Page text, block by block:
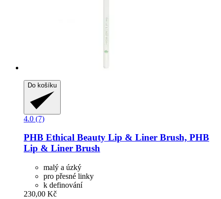
Do košíku
4.0 (7)
PHB Ethical Beauty Lip & Liner Brush, PHB
Lip & Liner Brush
malý a úzký
pro přesné linky
k definování
230,00 Kč